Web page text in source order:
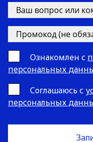
Ознакомлен с
персональных
Cоглашаюсь с
персональных